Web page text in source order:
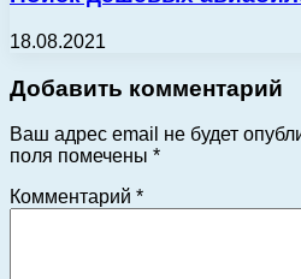
18.08.2021
Добавить комментарий
Ваш адрес email не будет
поля помечены *
Комментарий *